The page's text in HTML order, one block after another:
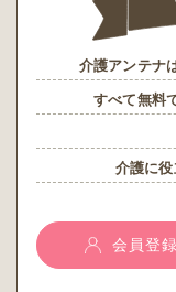
介護アンテナ
すべて無料
介護に
会員登録